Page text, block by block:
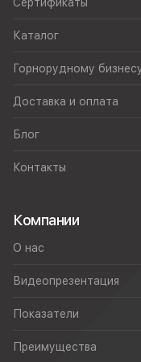
Каталог
Горнорудному
Доставка и оплата
Блог
Контакты
Компании
О нас
Видеопрезентация
Показатели
Преимущества